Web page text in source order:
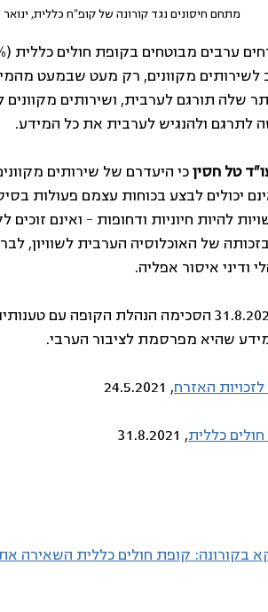
מתחם חיסונים נגד קורונה של קופ"ח כללית, ינואר 2021. צילום: גיא פרנקוביץ', שתיל-סטוק
לשירותים מקוונים, רק מעט שבמעט
שלה תורגם לערבית, ושירותים מקוונים
לתרגם ולהנגיש לערבית את כל המידע.
טל חסין כי היעדרם של שירותים
יכולים לבצע בכוחות עצמם פעולות
להיות חיוניות ודחופות – ואינם
של האוכלוסיה הערבית לשוויון,
ודיני איסור אפליה.
מ-31.8.2021 הסכימה הנהלת הקופה עם
שהיא מפרסמת לציבור הערבי.
האזרח, 24.5.2021
כללית, 31.8.2021
בקורונה: קופת חולים כללית השאירה